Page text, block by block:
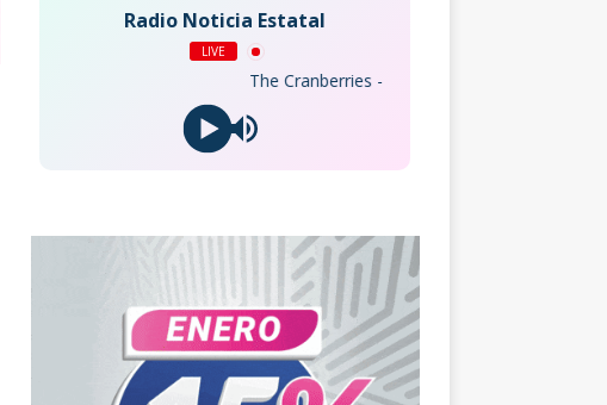
Radio Noticia Estatal
LIVE
The Cranberries - Zombie